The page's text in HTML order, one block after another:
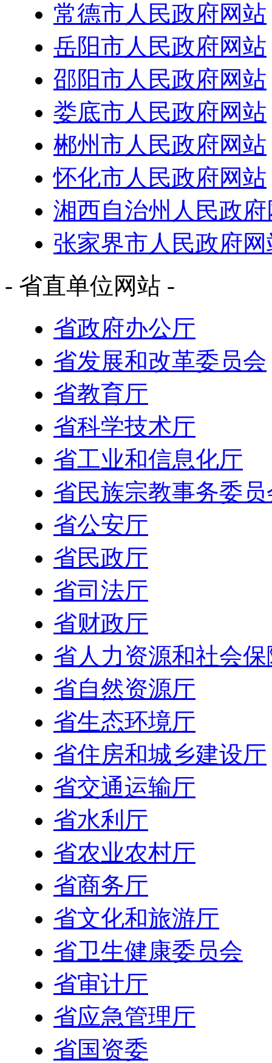
常德市人民政府网站
岳阳市人民政府网站
邵阳市人民政府网站
娄底市人民政府网站
郴州市人民政府网站
怀化市人民政府网站
湘西自治州人民政
张家界市人民政府网
- 省直单位网站 -
省政府办公厅
省发展和改革委员会
省教育厅
省科学技术厅
省工业和信息化厅
省民族宗教事务委员
省公安厅
省民政厅
省司法厅
省财政厅
省人力资源和社会
省自然资源厅
省生态环境厅
省住房和城乡建设厅
省交通运输厅
省水利厅
省农业农村厅
省商务厅
省文化和旅游厅
省卫生健康委员会
省审计厅
省应急管理厅
省国资委